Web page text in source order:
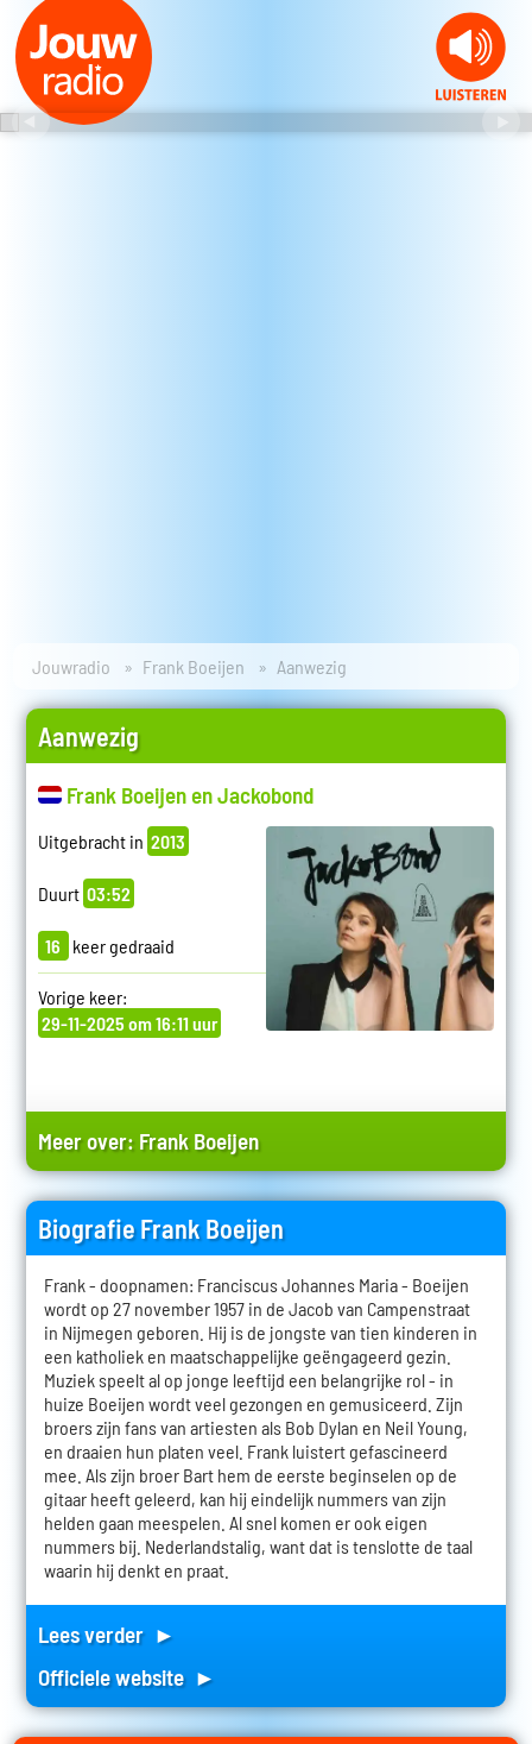
Jouwradio Frank Boeijen Aanwezig
Aanwezig
Frank Boeijen en Jackobond
Uitgebracht in 2013
Duurt 03:52
16 keer gedraaid
Vorige keer:
29-11-2025 om 16:11 uur
Meer over: Frank Boeijen
Biografie Frank Boeijen
Frank - doopnamen: Franciscus Johannes Maria - Boeijen
wordt op 27 november 1957 in de Jacob van Campenstraat
in Nijmegen geboren. Hij is de jongste van tien kinderen in
een katholiek en maatschappelijke geëngageerd gezin.
Muziek speelt al op jonge leeftijd een belangrijke rol - in
huize Boeijen wordt veel gezongen en gemusiceerd. Zijn
broers zijn fans van artiesten als Bob Dylan en Neil Young,
en draaien hun platen veel. Frank luistert gefascineerd
mee. Als zijn broer Bart hem de eerste beginselen op de
gitaar heeft geleerd, kan hij eindelijk nummers van zijn
helden gaan meespelen. Al snel komen er ook eigen
nummers bij. Nederlandstalig, want dat is tenslotte de taal
waarin hij denkt en praat.
Lees verder ►
Officiele website ►